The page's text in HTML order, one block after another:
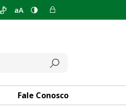
aA
Fale Conosco